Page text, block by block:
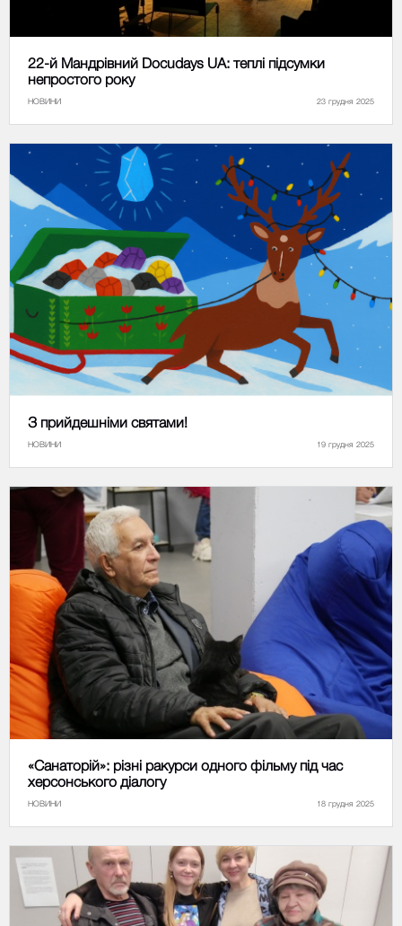
22-й Мандрівний Docudays UA: теплі підсумки
непростого року
НОВИНИ 23 грудня 2025
З прийдешніми святами!
НОВИНИ 19 грудня 2025
«Санаторій»: різні ракурси одного фільму під час
херсонського діалогу
НОВИНИ 18 грудня 2025